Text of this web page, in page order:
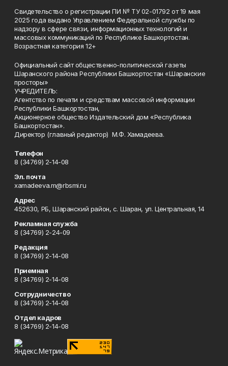
Свидетельство о регистрации ПИ № ТУ 02-01792 от 19 мая
2025 года выдано Управлением Федеральной службы по
надзору в сфере связи, информационных технологий и
массовых коммуникаций по Республике Башкортостан.
Возрастная категория 12+
Официальный сайт общественно-политической газеты
Шаранского района Республики Башкортостан «Шаранские
просторы»
УЧРЕДИТЕЛЬ:
Агентство по печати и средствам массовой информации
Республики Башкортостан,
Акционерное общество Издательский дом «Республика
Башкортостан».
Директор (главный редактор) М.Ф. Хамадеева.
Телефон
8 (34769) 2-14-08
Эл. почта
xamadeeva.m@rbsmi.ru
Адрес
452630, РБ, Шаранский район, с. Шаран, ул. Центральная, 14
Рекламная служба
8 (34769) 2-24-09
Редакция
8 (34769) 2-14-08
Приемная
8 (34769) 2-14-08
Сотрудничество
8 (34769) 2-14-08
Отдел кадров
8 (34769) 2-14-08